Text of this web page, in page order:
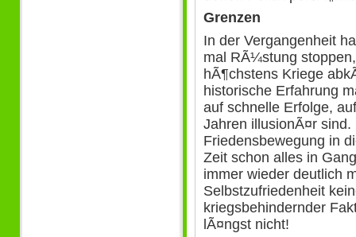
Grenzen
In der Vergangenheit
mal RÃ¼stung
hÃ¶chstens Kriege
historische Erfahrung
auf schnelle Erfolge,
Jahren illusionÃ¤r
Friedensbewegung in
Zeit schon alles in
immer wieder deutlich
Selbstzufriedenheit
kriegsbehindernder
lÃ¤ngst nicht!